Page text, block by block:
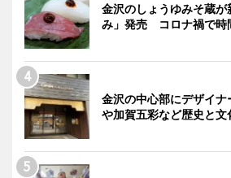
金沢のしょうゆみそ蔵が
み」発売 コロナ禍で時
金沢の中心部にデザイナ
や加賀五彩など歴史と文